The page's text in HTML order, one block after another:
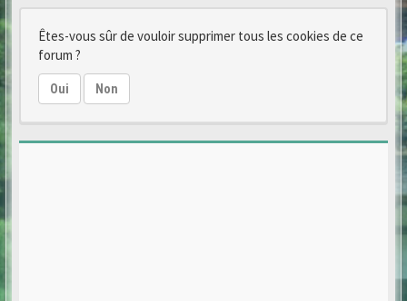
Êtes-vous sûr de vouloir supprimer tous les cookies de ce
forum ?
Oui Non